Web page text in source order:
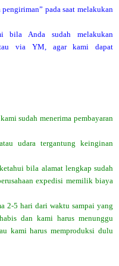
pada saat melakukan
bila Anda sudah melakukan
via YM, agar kami dapat
sudah menerima pembayaran
udara tergantung keinginan
bila alamat lengkap sudah
expedisi memilik biaya
2-5 hari dari waktu sampai yang
dan kami harus menunggu
kami harus memproduksi dulu